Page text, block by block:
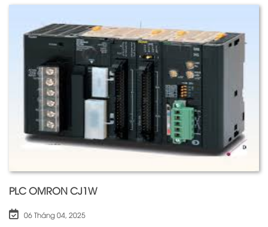
thông minh giúp điều khiển và giám sát hoạt động của các
thiết bị khác nhau trong môi trường công nghiệp cũng như
trong hộ gia đình. Bằng cách sử dụng công nghệ hiện đại,
rơ le điện tử có khả năng xử lý và phản hồi nhanh chóng,
nhằm nâng cao hiệu suất hoạt động và độ an toàn cho
các hệ thống mà nó kiểm soát. N
PLC OMRON CJ1W
06 Tháng 04, 2025